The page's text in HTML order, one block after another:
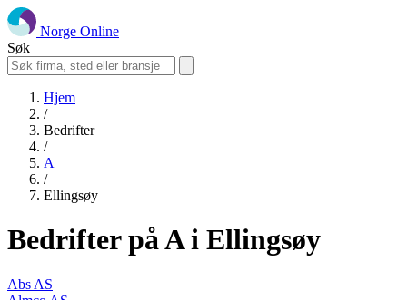
Norge Online
Søk
Hjem
/
Bedrifter
/
A
/
Ellingsøy
Bedrifter på A i Ellingsøy
Abs AS